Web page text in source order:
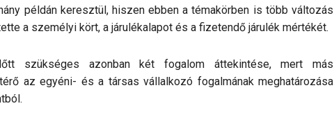
példán keresztül, hiszen ebben a témakörben is több változás
a személyi kört, a járulékalapot és a fizetendő járulék mértékét.
szükséges azonban két fogalom áttekintése, mert más
az egyéni- és a társas vállalkozó fo­gal­má­nak meghatározása